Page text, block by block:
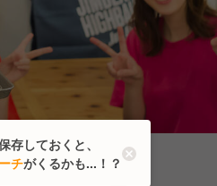
存しておくと、
チがくるかも...！？